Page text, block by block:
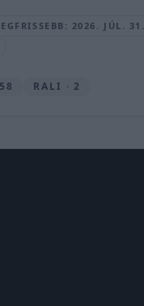
2026. JÚL. 31.
RALI · 2